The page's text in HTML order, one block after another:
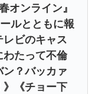
オンライン』
ルとともに報
レビのキャス
わたって不倫
ン？バッカァ
》《チョー下